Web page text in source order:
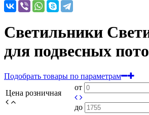
Светильники
для подвесных
Подобрать товары по параметрам
Цена розничная
от
до